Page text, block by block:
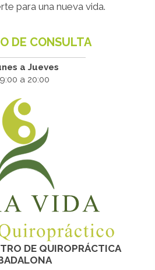
para una nueva vida.
DE CONSULTA
a Jueves
9:00 a 20:00
DE QUIROPRÁCTICA